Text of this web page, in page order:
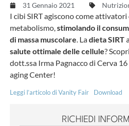
31 Gennaio 2021
I cibi SIRT agiscono come
metabolismo,stimolando il
di massa muscolare. Ladieta SIRT
salute ottimale delle cellule?
dott.ssa Irma Pagnacco di Cerva
aging Center!
Leggi l’articolo di Vanity Fair Download
RICHIEDI